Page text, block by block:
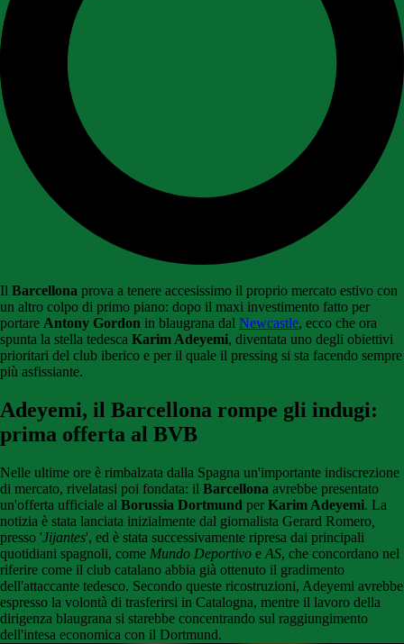
Il Barcellona prova a tenere accesissimo il proprio mercato estivo con
un altro colpo di primo piano: dopo il maxi investimento fatto per
portare Antony Gordon in blaugrana dal Newcastle, ecco che ora
spunta la stella tedesca Karim Adeyemi, diventata uno degli obiettivi
prioritari del club iberico e per il quale il pressing si sta facendo sempre
più asfissiante.
Adeyemi, il Barcellona rompe gli indugi:
prima offerta al BVB
Nelle ultime ore è rimbalzata dalla Spagna un'importante indiscrezione
di mercato, rivelatasi poi fondata: il Barcellona avrebbe presentato
un'offerta ufficiale al Borussia Dortmund per Karim Adeyemi. La
notizia è stata lanciata inizialmente dal giornalista Gerard Romero
presso 'Jijantes', ed è stata successivamente ripresa dai principali
quotidiani spagnoli, come Mundo Deportivo e AS, che concordano nel
riferire come il club catalano abbia già ottenuto il gradimento
dell'attaccante tedesco. Secondo queste ricostruzioni, Adeyemi avrebbe
espresso la volontà di trasferirsi in Catalogna, mentre il lavoro della
dirigenza blaugrana si starebbe concentrando sul raggiungimento
dell'intesa economica con il Dortmund.